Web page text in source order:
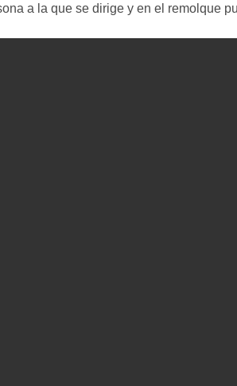
a la que se dirige y en el remolque